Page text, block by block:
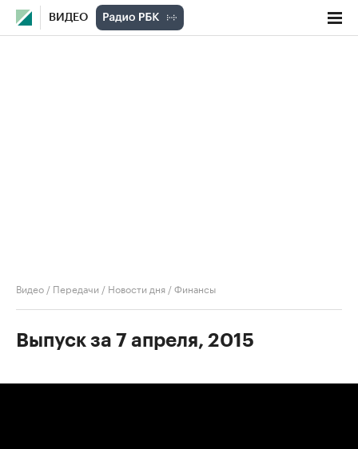
ВИДЕО
Видео / Передачи / Новости дня /Финансы
Выпуск за 7 апреля, 2015